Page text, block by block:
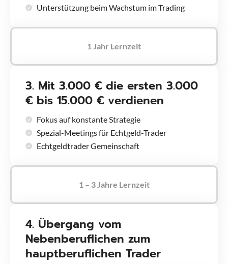
Unterstützung beim Wachstum im Trading
1 Jahr Lernzeit
3. Mit 3.000 € die ersten 3.000
€ bis 15.000 € verdienen
Fokus auf konstante Strategie
Spezial-Meetings für Echtgeld-Trader
Echtgeldtrader Gemeinschaft
1 – 3 Jahre Lernzeit
4. Übergang vom
Nebenberuflichen zum
hauptberuflichen Trader